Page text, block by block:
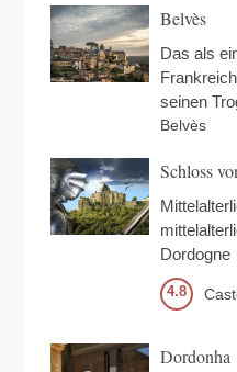
Belvès
Das als
seinen
Belvès
Schloss
Dordogne
4.8
Dordonha